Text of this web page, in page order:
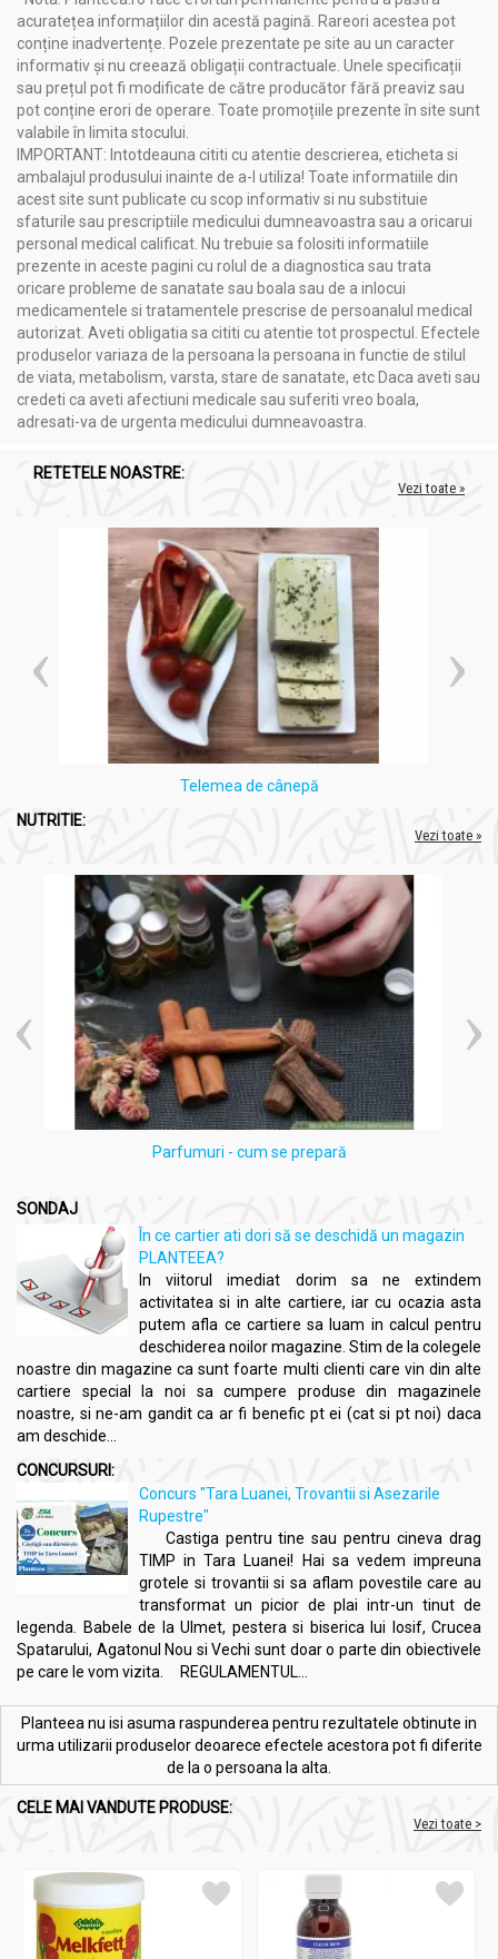
Poate sprijini procesele metabolice în regimuri
alimentare low-carb, keto sau raw-vegan
Oferă hidratare intensă pielii uscate și sensibile
Îmbunătățește aspectul firului de păr, conferind luciu și
elasticitate
Ajută la menținerea confortului cutanat în zonele
predispuse la iritații
Alternativă naturală pentru demachiere și îngrijire zilnică
Indicații:
Regimuri alimentare vegetariene, vegane, raw sau
ketogenice
Susținerea digestiei și a aportului caloric controlat
Îngrijirea pielii uscate, deshidratate sau sensibile
Îngrijirea părului tern, degradat sau lipsit de elasticitate
Zone cutanate predispuse la iritații sau disconfort
Rutine de îngrijire minimaliste, cu produse
multifuncționale
Precauții, contraindicații și sfaturi:
A nu se depăși doza zilnică recomandată pentru uz
alimentar
A se evita utilizarea internă în cazul intoleranței
individuale la cocos
Pentru uz extern, se recomandă testarea pe o zonă
mică de piele
A se păstra în locuri uscate și răcoroase, ferit de lumină
directă
Produsul se solidifică natural la temperaturi sub punctul
de topire, fără afectarea calității
Administrare internă: 1 linguriță pe zi, preferabil
dimineața, ca atare sau adăugată în preparate reci
Utilizare culinară:Poate fi folosit la gătit, copt sau prăjit
ușor, datorită stabilității la temperatură
Îngrijire corporală:Aplicare directă pe piele, masaj până
la absorbție
Îngrijire păr:
Aplicare pe lungimi sau ca mască înainte de
spălare
Demachiere:Utilizare simplă pentru îndepărtarea
machiajului și impurităților
acuratețea informațiilor din acestă pagină. Rareori acestea pot
conține inadvertențe. Pozele prezentate pe site au un caracter
informativ și nu creează obligații contractuale. Unele specificații
sau prețul pot fi modificate de către producător fără preaviz sau
pot conține erori de operare. Toate promoțiile prezente în site sunt
valabile în limita stocului.
IMPORTANT: Intotdeauna cititi cu atentie descrierea, eticheta si
ambalajul produsului inainte de a-l utiliza! Toate informatiile din
acest site sunt publicate cu scop informativ si nu substituie
sfaturile sau prescriptiile medicului dumneavoastra sau a oricarui
personal medical calificat. Nu trebuie sa folositi informatiile
prezente in aceste pagini cu rolul de a diagnostica sau trata
oricare probleme de sanatate sau boala sau de a inlocui
medicamentele si tratamentele prescrise de persoanalul medical
autorizat. Aveti obligatia sa cititi cu atentie tot prospectul. Efectele
produselor variaza de la persoana la persoana in functie de stilul
de viata, metabolism, varsta, stare de sanatate, etc Daca aveti sau
credeti ca aveti afectiuni medicale sau suferiti vreo boala,
adresati-va de urgenta medicului dumneavoastra.
RETETELE NOASTRE:
Vezi toate »
Telemea de cânepă
NUTRITIE:
Vezi toate »
Parfumuri - cum se prepară
SONDAJ
În ce cartier ati dori să se deschidă un magazin
PLANTEEA?
In viitorul imediat dorim sa ne extindem
activitatea si in alte cartiere, iar cu ocazia asta
putem afla ce cartiere sa luam in calcul pentru
deschiderea noilor magazine. Stim de la colegele
noastre din magazine ca sunt foarte multi clienti care vin din alte
cartiere special la noi sa cumpere produse din magazinele
noastre, si ne-am gandit ca ar fi benefic pt ei (cat si pt noi) daca
am deschide...
CONCURSURI:
Concurs "Tara Luanei, Trovantii si Asezarile
Rupestre"
Castiga pentru tine sau pentru cineva drag
TIMP in Tara Luanei! Hai sa vedem impreuna
grotele si trovantii si sa aflam povestile care au
transformat un picior de plai intr-un tinut de
legenda. Babele de la Ulmet, pestera si biserica lui Iosif, Crucea
Spatarului, Agatonul Nou si Vechi sunt doar o parte din obiectivele
pe care le vom vizita. REGULAMENTUL...
Planteea nu isi asuma raspunderea pentru rezultatele obtinute in
urma utilizarii produselor deoarece efectele acestora pot fi diferite
de la o persoana la alta.
CELE MAI VANDUTE PRODUSE:
Vezi toate >